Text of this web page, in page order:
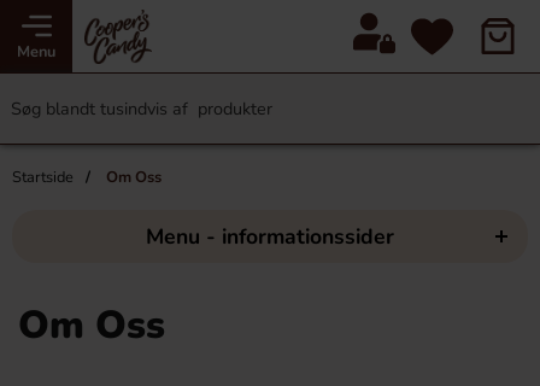
Menu
Startside Om Oss
Menu - informationssider
Om Oss